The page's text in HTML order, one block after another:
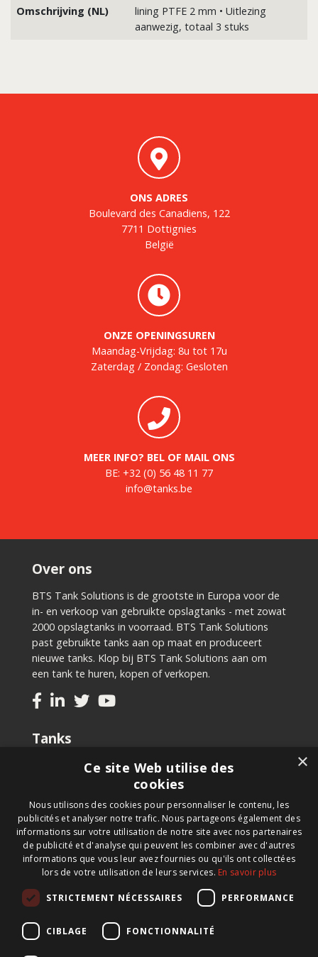
Omschrijving (NL)
lining PTFE 2 mm • Uitlezing
aanwezig, totaal 3 stuks
ONS ADRES
Boulevard des Canadiens, 122
7711 Dottignies
België
ONZE OPENINGSUREN
Maandag-Vrijdag: 8u tot 17u
Zaterdag / Zondag: Gesloten
MEER INFO? BEL OF MAIL ONS
BE: +32 (0) 56 48 11 77
info@tanks.be
Over ons
BTS Tank Solutions is de grootste in Europa voor de
in- en verkoop van gebruikte opslagtanks - met zowat
2000 opslagtanks in voorraad. BTS Tank Solutions
past gebruikte tanks aan op maat en produceert
nieuwe tanks. Klop bij BTS Tank Solutions aan om
een tank te huren, kopen of verkopen.
Tanks
Tweedehands kopen
Tank verkopen
Aanpassingen aan uw tank
Nieuwsbrief
Schrijf u in op onze nieuwsbrief en blijf op de hoogte
van nieuwe producten, belangrijk nieuws en straffe
aanbiedingen.
×
Ce site Web utilise des
cookies
Nous utilisons des cookies pour personnaliser le contenu, les
publicités et analyser notre trafic. Nous partageons également des
informations sur votre utilisation de notre site avec nos partenaires
de publicité et d'analyse qui peuvent les combiner avec d'autres
informations que vous leur avez fournies ou qu'ils ont collectées
lors de votre utilisation de leurs services. En savoir plus
STRICTEMENT NÉCESSAIRES PERFORMANCE
CIBLAGE FONCTIONNALITÉ